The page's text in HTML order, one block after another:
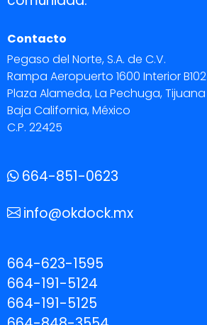
Contacto
Pegaso del Norte, S.A. de C.V.
Rampa Aeropuerto 1600 Interior B102
Plaza Alameda, La Pechuga, Tijuana
Baja California, México
C.P. 22425
664-851-0623
info@okdock.mx
664-623-1595
664-191-5124
664-191-5125